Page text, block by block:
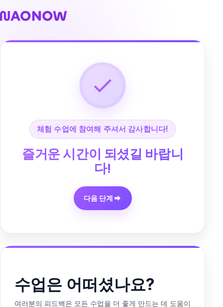
체험 수업에 참여해 주셔서 감사합니다!
즐거운 시간이 되셨길 바랍니
다!
다음 단계
수업은 어떠셨나요?
여러분의 피드백은 모든 수업을 더 좋게 만드는 데 도움이